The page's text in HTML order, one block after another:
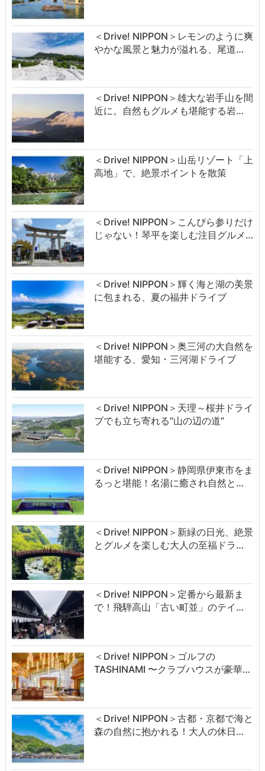
＜Drive! NIPPON＞レモンのように爽
やかな風景と魅力が溢れる、尾道…
＜Drive! NIPPON＞雄大な岩手山を間
近に。自然もグルメも堪能する岩…
＜Drive! NIPPON＞山岳リゾート「上
高地」で、絶景ポイントを散策
＜Drive! NIPPON＞こんぴら参りだけ
じゃない！琴平を楽しむ注目グルメ…
＜Drive! NIPPON＞輝く海と湖の美景
に包まれる、夏の福井ドライブ
＜Drive! NIPPON＞奥三河の大自然を
堪能する、愛知・三河湖ドライブ
＜Drive! NIPPON＞天理～桜井ドライ
ブでも立ち寄れる“山の辺の道”
＜Drive! NIPPON＞静岡県伊東市をま
るっと堪能！名湯に癒され自然と…
＜Drive! NIPPON＞新緑の日光、絶景
とグルメを楽しむ大人の至福ドラ…
＜Drive! NIPPON＞定番から最新ま
で！飛騨高山「古い町並」のテイ…
＜Drive! NIPPON＞ゴルフの
TASHINAMI 〜クラブハウスが豪華…
＜Drive! NIPPON＞古都・京都で海と
森の自然に抱かれる！大人の休日…